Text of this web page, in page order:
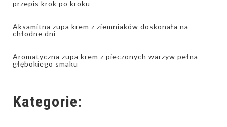
przepis krok po kroku
Aksamitna zupa krem z ziemniaków doskonała na
chłodne dni
Aromatyczna zupa krem z pieczonych warzyw pełna
głębokiego smaku
Kategorie: